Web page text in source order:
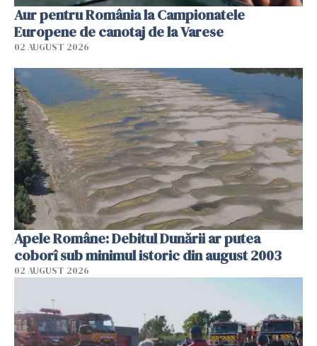
Aur pentru România la Campionatele
Europene de canotaj de la Varese
02 AUGUST 2026
Apele Române: Debitul Dunării ar putea
coborî sub minimul istoric din august 2003
02 AUGUST 2026